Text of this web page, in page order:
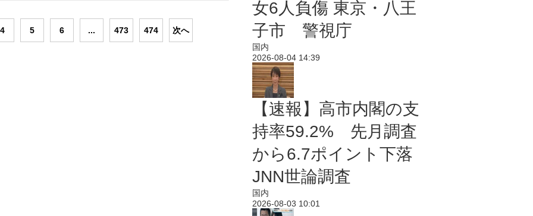
4 5 6 ... 473 474 次へ
女6人負傷 東京・八王
子市 警視庁
国内
2026-08-04 14:39
【速報】高市内閣の支
持率59.2% 先月調査
から6.7ポイント下落
JNN世論調査
国内
2026-08-03 10:01